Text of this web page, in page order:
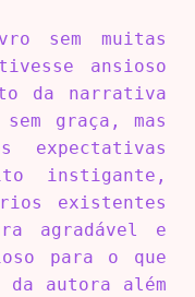
sem muitas
ansioso
da narrativa
graça, mas
expectativas
instigante,
existentes
agradável e
para o que
autora além